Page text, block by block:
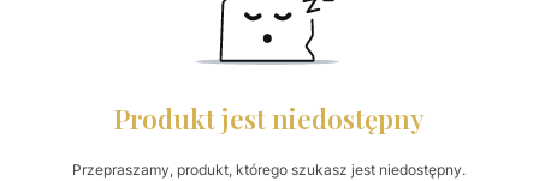
Produkt jest niedostępny
Przepraszamy, produkt, którego szukasz jest niedostępny.